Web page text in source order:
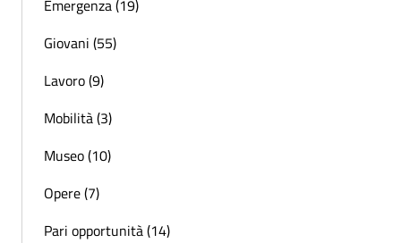
Emergenza (19)
Giovani (55)
Lavoro (9)
Mobilità (3)
Museo (10)
Opere (7)
Pari opportunità (14)